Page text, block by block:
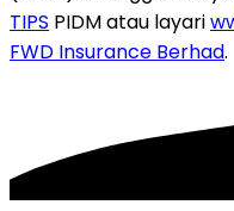
TIPS PIDM atau layari
FWD Insurance Berhad.